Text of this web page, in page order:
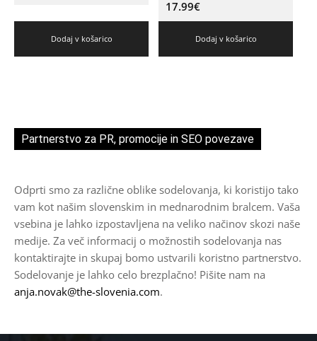
Dodaj v košarico
17.99€
Dodaj v košarico
Partnerstvo za PR, promocije in SEO povezave
Odprti smo za različne oblike sodelovanja, ki koristijo tako
vam kot našim slovenskim in mednarodnim bralcem. Vaša
vsebina je lahko izpostavljena na veliko načinov skozi naše
medije. Za več informacij o možnostih sodelovanja nas
kontaktirajte in skupaj bomo ustvarili koristno partnerstvo.
Sodelovanje je lahko celo brezplačno! Pišite nam na
anja.novak@the-slovenia.com.